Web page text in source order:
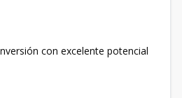
con excelente potencial